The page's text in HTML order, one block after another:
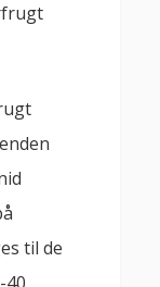
til de